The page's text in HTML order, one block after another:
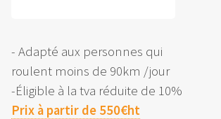
- Adapté aux personnes qui
roulent moins de 90km /jour
-Éligible à la tva réduite de 10%
Prix à partir de 550€ht